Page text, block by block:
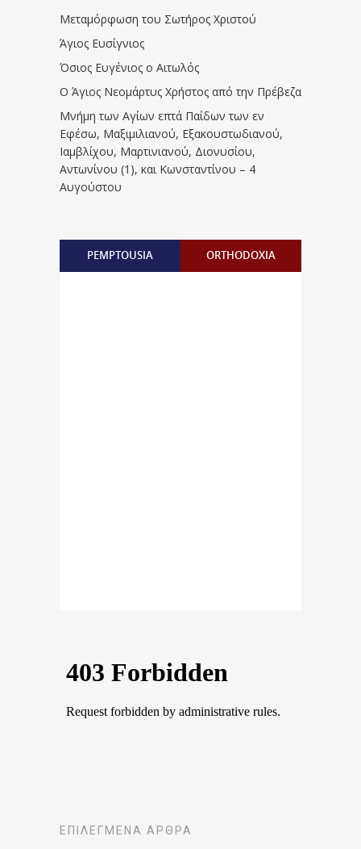
Μεταμόρφωση του Σωτήρος Χριστού
Άγιος Ευσίγνιος
Όσιος Ευγένιος ο Αιτωλός
Ο Άγιος Νεομάρτυς Χρήστος από την Πρέβεζα
Μνήμη των Aγίων επτά Παίδων των εν
Eφέσω, Mαξιμιλιανού, Eξακουστωδιανού,
Iαμβλίχου, Mαρτινιανού, Διονυσίου,
Aντωνίνου (1), και Kωνσταντίνου – 4
Αυγούστου
PEMPTOUSIA ORTHODOXIA
ΕΠΙΛΕΓΜΈΝΑ ΆΡΘΡΑ